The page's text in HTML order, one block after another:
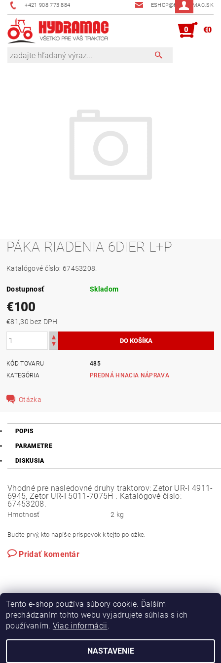
+421 908 773 884 ESHOP@HYDRAMAC.SK
0 €0
PÁKA RIADENIA 6DIER L+P
Katalógové číslo: 67453208.
Dostupnosť Skladom
€100
€81,30 bez DPH
KÓD TOVARU
485
KATEGÓRIA
PREDNÁ HNACIA NÁPRAVA
Otázka
POPIS
PARAMETRE
DISKUSIA
Vhodné pre nasledovné druhy traktorov: Zetor UR-I 4911-
6945, Zetor UR-I 5011-7075H . Katalógové číslo:
67453208.
Hmotnosť 2 kg
Buďte prvý, kto napíše príspevok k tejto položke.
Pridať komentár
Výroba hydraulických hadíc
Tento e-shop používa súbory cookie. Ďalším
prechádzaním tohto webu vyjadrujete súhlas s ich
používaním. Viac informácii.
NASTAVENIE